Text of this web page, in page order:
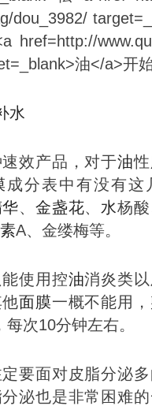
水
效产品，对于油性
成分表中有没有这
、金盏花、 水杨
A、金缕梅等。
能使用控油消炎类
他面膜一概不能用，
次10分钟左右。
要面对皮脂分泌
泌也是非常困难